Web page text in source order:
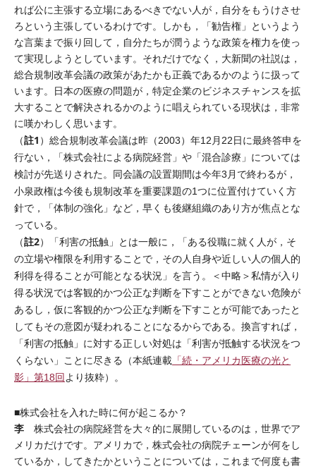
れば公に主張する立場にあるべきでない人が，自分をもうけさせ
ろという主張しているわけです。しかも，「勧告権」というよう
な言葉まで振り回して，自分たちが潤うような政策を権力を使っ
て実現しようとしています。それだけでなく，大新聞の社説は，
総合規制改革会議の政策があたかも正義であるかのように扱って
います。日本の医療の問題が，特定企業のビジネスチャンスを拡
大することで解決されるかのように唱えられている現状は，非常
に嘆かわしく思います。
（註1 ）総合規制改革会議は昨（2003）年12月22日に最終答申を
行ない，「株式会社による病院経営」や「混合診療」については
検討が先送りされた。同会議の設置期間は今年3月で終わるが，
小泉政権は今後も規制改革を重要課題の1つに位置付けていく方
針で，「体制の強化」など，早くも後継組織のあり方が焦点とな
っている。
（註2）「利害の抵触」とは一般に，「ある役職に就く人が，そ
の立場や権限を利用することで，その人自身や近しい人の個人的
利得を得ることが可能となる状況」を言う。＜中略＞私情が入り
得る状況では客観的かつ公正な判断を下すことができない危険が
あるし，仮に客観的かつ公正な判断を下すことが可能であったと
してもその意図が疑われることになるからである。換言すれば，
「利害の抵触」に対する正しい対処は「利害が抵触する状況をつ
くらない」ことに尽きる（本紙連載 「続・アメリカ医療の光と
影」第18回 より抜粋）。
■株式会社を入れた時に何が起こるか？
李 株式会社の病院経営を大々的に展開しているのは，世界でア
メリカだけです。アメリカで，株式会社の病院チェーンが何をし
ているか，してきたかということについては，これまで何度も書